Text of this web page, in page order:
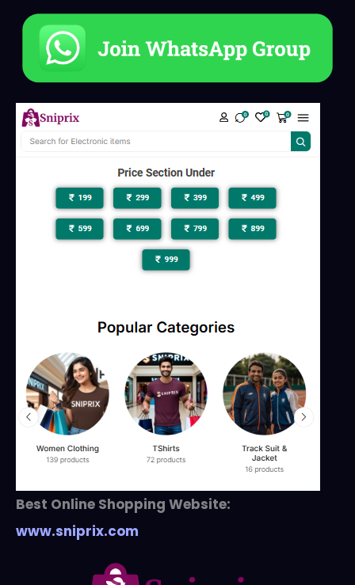
Best Online Shopping Website:
www.sniprix.com